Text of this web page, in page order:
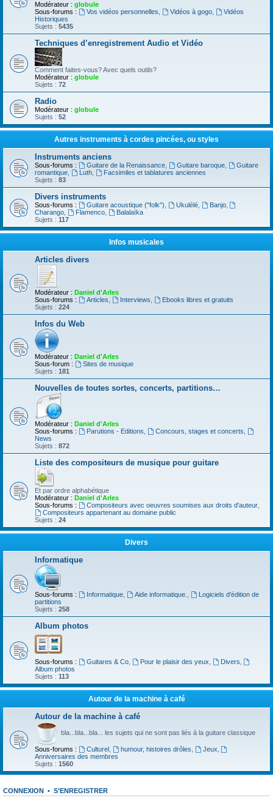
Modérateur : globule
Sous-forums :
Vos vidéos personnelles Vidéos à gogo,
Vidéos
Historiques
Sujets : 5435
Techniques d’enregistrement Audio et Vidéo
Comment faites-vous? Avec quels outils?
Modérateur : globule
Sujets : 72
Radio
Modérateur : globule
Sujets : 52
Autres instruments à cordes pincées, ou styles
Instruments anciens
Sous-forums : Guitare de la Renaissance, Guitare baroque,
Guitare
romantique
Luth,
Facsimiles et tablatures anciennes
Sujets : 83
Divers instruments
Sous-forums : Guitare acoustique ("folk") Ukulélé, Banjo,
Charango
Flamenco,
Balalaïka
Sujets : 117
Infos musicales
Articles divers
Modérateur : Daniel d'Arles
Sous-forums :
Articles Interviews
Ebooks libres et gratuits
Sujets : 224
Infos du Web
Modérateur : Daniel d'Arles
Sous-forum :
Sites de musique
Sujets : 181
Nouvelles de toutes sortes, concerts, partitions…
Modérateur : Daniel d'Arles
Sous-forums :
Parutions - Editions Concours, stages et concerts
News
Sujets : 872
Liste des compositeurs de musique pour guitare
Et par ordre alphabétique
Modérateur : Daniel d'Arles
Sous-forums :
Compositeurs avec oeuvres soumises aux droits d'auteur,
Compositeurs appartenant au domaine public
Sujets : 24
Divers
Informatique
Sous-forums : Informatique, Aide informatique.
Logiciels d'édition de
partitions
Sujets : 258
Album photos
Sous-forums : Guitares & Co, Pour le plaisir des yeux Divers
Album photos
Sujets : 113
Autour de la machine à café
Autour de la machine à café
bla...bla...bla... les sujets qui ne sont pas liés à la guitare classique
Sous-forums : Culturel, humour, histoires drôles Jeux
Anniversaires des membres
Sujets : 1560
CONNEXION • S’ENREGISTRER